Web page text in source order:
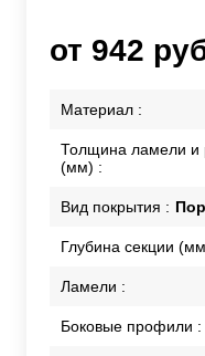
от 942
Материал :
Толщина ламели и
(мм) :
Вид покрытия :
Глубина секции
Ламели :
Боковые профили :